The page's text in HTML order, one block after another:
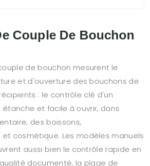
Couple De Bouchon
de bouchon mesurent le
et d'ouverture des bouchons de
: le contrôle clé d'un
étanche et facile à ouvrir, dans
des boissons,
cosmétique. Les modèles manuels
aussi bien le contrôle rapide en
documenté, la plage de